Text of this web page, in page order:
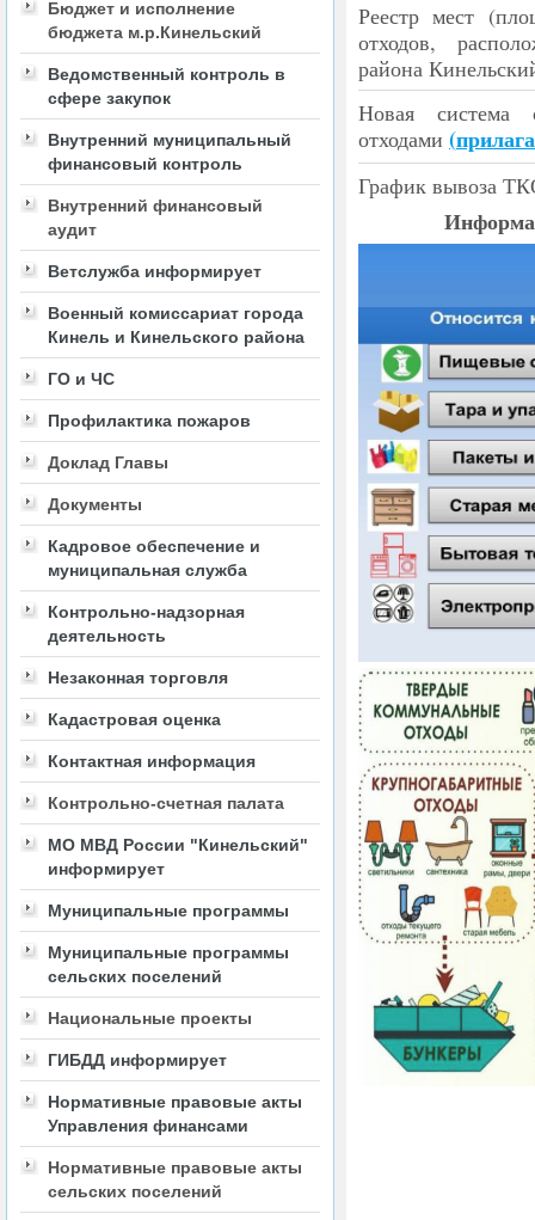
Бюджет и исполнение
бюджета м.р.Кинельский
Ведомственный контроль в
сфере закупок
Внутренний муниципальный
финансовый контроль
Внутренний финансовый
аудит
Ветслужба информирует
Военный комиссариат города
Кинель и Кинельского района
ГО и ЧС
Профилактика пожаров
Доклад Главы
Документы
Кадровое обеспечение и
муниципальная служба
Контрольно-надзорная
деятельность
Незаконная торговля
Кадастровая оценка
Контактная информация
Контрольно-счетная палата
МО МВД России "Кинельский"
информирует
Муниципальные программы
Муниципальные программы
сельских поселений
Национальные проекты
ГИБДД информирует
Нормативные правовые акты
Управления финансами
Нормативные правовые акты
сельских поселений
Реестр мест (
отходов,
района
Новая система
отходами (
График вывоза